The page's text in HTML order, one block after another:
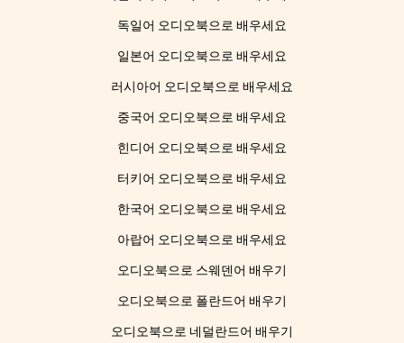
독일어 오디오북으로 배우세요
일본어 오디오북으로 배우세요
러시아어 오디오북으로 배우세요
중국어 오디오북으로 배우세요
힌디어 오디오북으로 배우세요
터키어 오디오북으로 배우세요
한국어 오디오북으로 배우세요
아랍어 오디오북으로 배우세요
오디오북으로 스웨덴어 배우기
오디오북으로 폴란드어 배우기
오디오북으로 네덜란드어 배우기